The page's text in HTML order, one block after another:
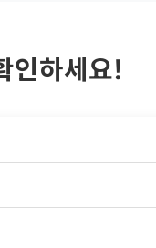
인하세요!